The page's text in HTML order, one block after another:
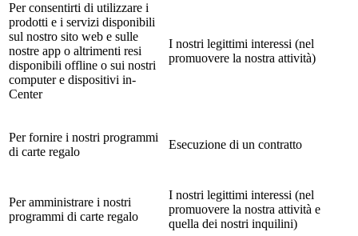
Per consentirti di utilizzare i
prodotti e i servizi disponibili
sul nostro sito web e sulle
nostre app o altrimenti resi
disponibili offline o sui nostri
computer e dispositivi in-
Center
I nostri legittimi interessi (nel
promuovere la nostra attività)
Per fornire i nostri programmi
di carte regalo
Esecuzione di un contratto
Per amministrare i nostri
programmi di carte regalo
I nostri legittimi interessi (nel
promuovere la nostra attività e
quella dei nostri inquilini)